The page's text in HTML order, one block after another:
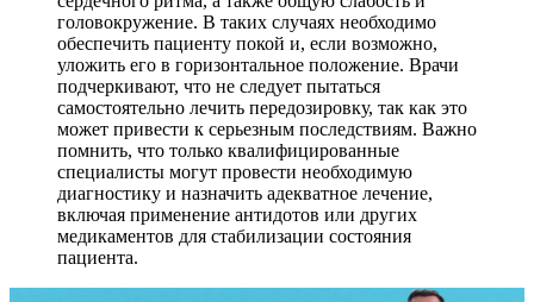
головокружение. В таких случаях необходимо
обеспечить пациенту покой и, если возможно,
уложить его в горизонтальное положение. Врачи
подчеркивают, что не следует пытаться
самостоятельно лечить передозировку, так как это
может привести к серьезным последствиям. Важно
помнить, что только квалифицированные
специалисты могут провести необходимую
диагностику и назначить адекватное лечение,
включая применение антидотов или других
медикаментов для стабилизации состояния
пациента.